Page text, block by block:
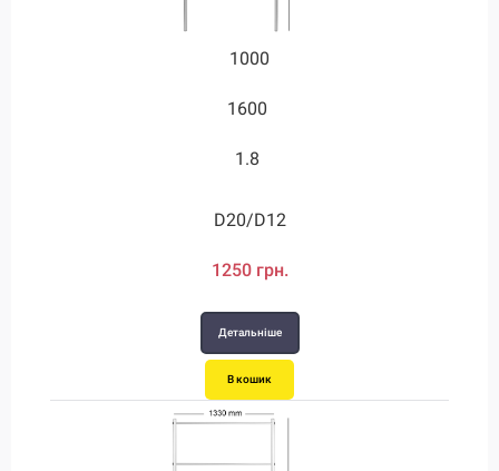
1000
1600
1.8
D20/D12
1250 грн.
Детальніше
В кошик